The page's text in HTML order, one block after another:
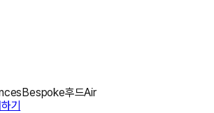
Bespoke후드Air
기